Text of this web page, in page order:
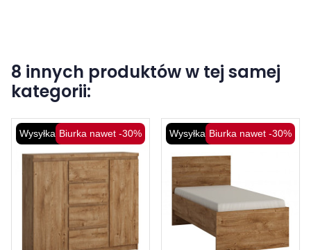
8 innych produktów w tej samej
kategorii:
Wysyłka 48HBiurka nawet -30% Wysyłka 48HBiurka nawet -30%